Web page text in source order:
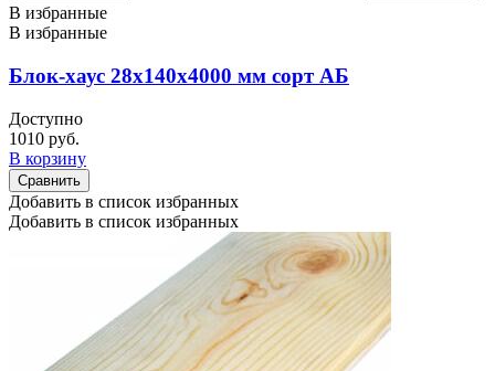
В избранные
В избранные
Блок-хаус 28х140х4000 мм сорт АБ
Доступно
1010 руб.
В корзину
Сравнить
Добавить в список избранных
Добавить в список избранных